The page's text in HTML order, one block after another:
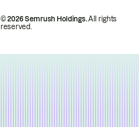
© 2026 Semrush Holdings.All rights
reserved.